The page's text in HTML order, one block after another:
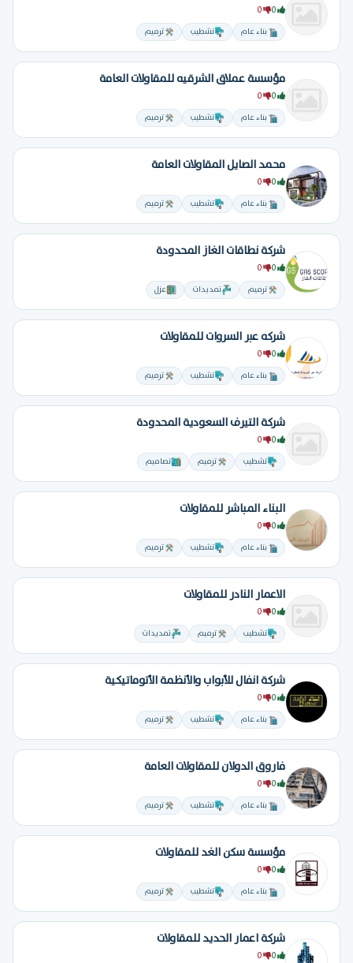
بناء عام تشطيب ترميم
مؤسسة عملاق الشرقيه للمقاولات العامة
بناء عام تشطيب ترميم
محمد الصايل المقاولات العامة
بناء عام تشطيب ترميم
شركة نطاقات الغاز المحدودة
ترميم تمديدات عزل
شركه عبر السروات للمقاولات
بناء عام تشطيب ترميم
ِشركة التيرف السعودية المحدودة
تشطيب ترميم تصاميم
البناء المباشر للمقاولات
بناء عام تشطيب ترميم
الاعمار النادر للمقاولات
تشطيب ترميم تمديدات
شركة انفال للأبواب والأنظمة الأتوماتيكية
بناء عام تشطيب ترميم
فاروق الدولان للمقاولات العامة
بناء عام تشطيب ترميم
مؤسسة سكن الغد للمقاولات
بناء عام تشطيب ترميم
شركة اعمار الحديد للمقاولات